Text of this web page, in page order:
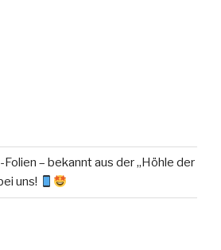
– bekannt aus der „Höhle der
uns!